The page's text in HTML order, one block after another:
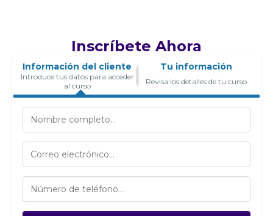
Inscríbete Ahora
Información del cliente
Introduce tus datos para acceder
al curso
Tu información
Revisa los detalles de tu curso